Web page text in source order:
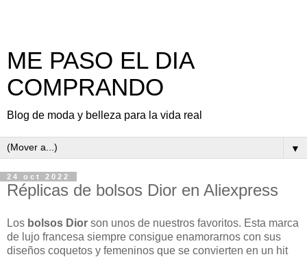
ME PASO EL DIA
COMPRANDO
Blog de moda y belleza para la vida real
▼
24 oct 2022
Réplicas de bolsos Dior en Aliexpress
Los bolsos Dior son unos de nuestros favoritos. Esta marca
de lujo francesa siempre consigue enamorarnos con sus
diseños coquetos y femeninos que se convierten en un hit